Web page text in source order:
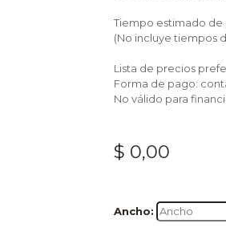
Tiempo estimado de
(No incluye tiempos
Lista de precios
Forma de pago:
No válido para
$ 0,00
Ancho: